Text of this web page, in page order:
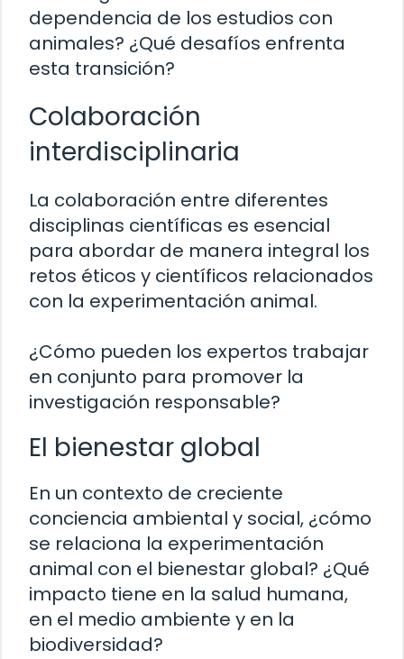
dependencia de los estudios con
animales? ¿Qué desafíos enfrenta
esta transición?
Colaboración
interdisciplinaria
La colaboración entre diferentes
disciplinas científicas es esencial
para abordar de manera integral los
retos éticos y científicos relacionados
con la experimentación animal.
¿Cómo pueden los expertos trabajar
en conjunto para promover la
investigación responsable?
El bienestar global
En un contexto de creciente
conciencia ambiental y social, ¿cómo
se relaciona la experimentación
animal con el bienestar global? ¿Qué
impacto tiene en la salud humana,
en el medio ambiente y en la
biodiversidad?